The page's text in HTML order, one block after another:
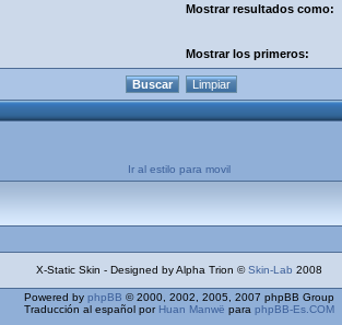
Mostrar resultados como:
Mostrar los primeros:
Ir al estilo para movil
X-Static Skin - Designed by Alpha Trion ©Skin-Lab 2008
Powered by phpBB © 2000, 2002, 2005, 2007 phpBB Group
Traducción al español por Huan Manwë para phpBB-Es.COM